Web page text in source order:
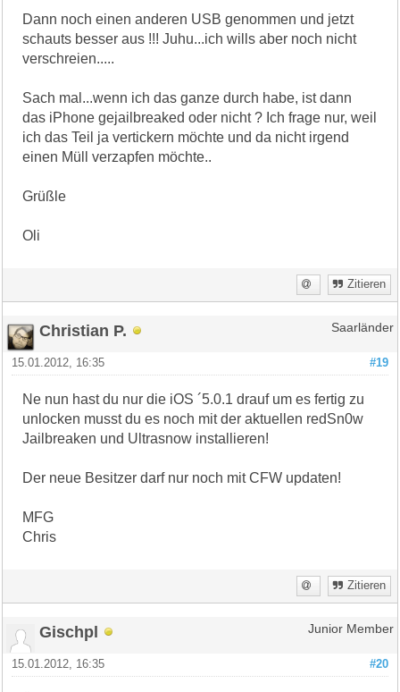
Dann noch einen anderen USB genommen und jetzt
schauts besser aus !!! Juhu...ich wills aber noch nicht
verschreien.....
Sach mal...wenn ich das ganze durch habe, ist dann
das iPhone gejailbreaked oder nicht ? Ich frage nur, weil
ich das Teil ja vertickern möchte und da nicht irgend
einen Müll verzapfen möchte..
Grüßle
Oli
Zitieren
Christian P. Saarländer
#19
15.01.2012, 16:35
Ne nun hast du nur die iOS ´5.0.1 drauf um es fertig zu
unlocken musst du es noch mit der aktuellen redSn0w
Jailbreaken und Ultrasnow installieren!
Der neue Besitzer darf nur noch mit CFW updaten!
MFG
Chris
Zitieren
Gischpl Junior Member
#20
15.01.2012, 16:35